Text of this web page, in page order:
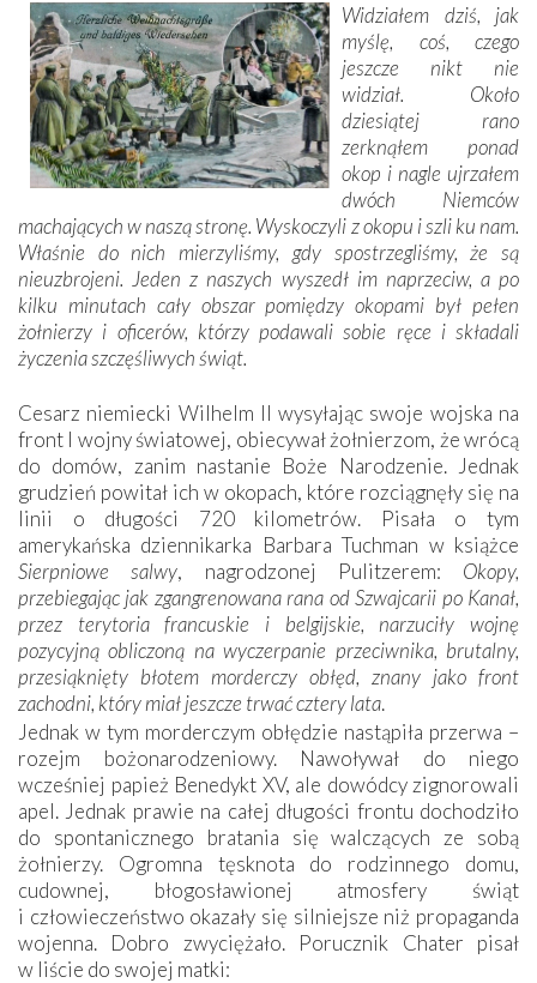
Widziałem dziś, jak
myślę, coś, czego
jeszcze nikt nie
widział. Około
dziesiątej rano
zerknąłem ponad
okop i nagle ujrzałem
dwóch Niemców
machających w naszą stronę. Wyskoczyli z okopu i szli ku nam.
Właśnie do nich mierzyliśmy, gdy spostrzegliśmy, że są
nieuzbrojeni. Jeden z naszych wyszedł im naprzeciw, a po
kilku minutach cały obszar pomiędzy okopami był pełen
żołnierzy i oficerów, którzy podawali sobie ręce i składali
życzenia szczęśliwych świąt.
Cesarz niemiecki Wilhelm II wysyłając swoje wojska na
front I wojny światowej, obiecywał żołnierzom, że wrócą
do domów, zanim nastanie Boże Narodzenie. Jednak
grudzień powitał ich w okopach, które rozciągnęły się na
linii o długości 720 kilometrów. Pisała o tym
amerykańska dziennikarka Barbara Tuchman w książce
Sierpniowe salwy, nagrodzonej Pulitzerem: Okopy,
przebiegając jak zgangrenowana rana od Szwajcarii po Kanał,
przez terytoria francuskie i belgijskie, narzuciły wojnę
pozycyjną obliczoną na wyczerpanie przeciwnika, brutalny,
przesiąknięty błotem morderczy obłęd, znany jako front
zachodni, który miał jeszcze trwać cztery lata.
Jednak w tym morderczym obłędzie nastąpiła przerwa –
rozejm bożonarodzeniowy. Nawoływał do niego
wcześniej papież Benedykt XV, ale dowódcy zignorowali
apel. Jednak prawie na całej długości frontu dochodziło
do spontanicznego bratania się walczących ze sobą
żołnierzy. Ogromna tęsknota do rodzinnego domu,
cudownej, błogosławionej atmosfery świąt
i człowieczeństwo okazały się silniejsze niż propaganda
wojenna. Dobro zwyciężało. Porucznik Chater pisał
w liście do swojej matki: